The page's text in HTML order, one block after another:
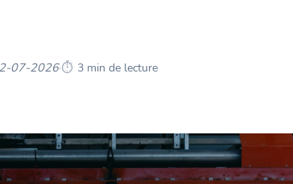
07-2026· 3 min de lecture